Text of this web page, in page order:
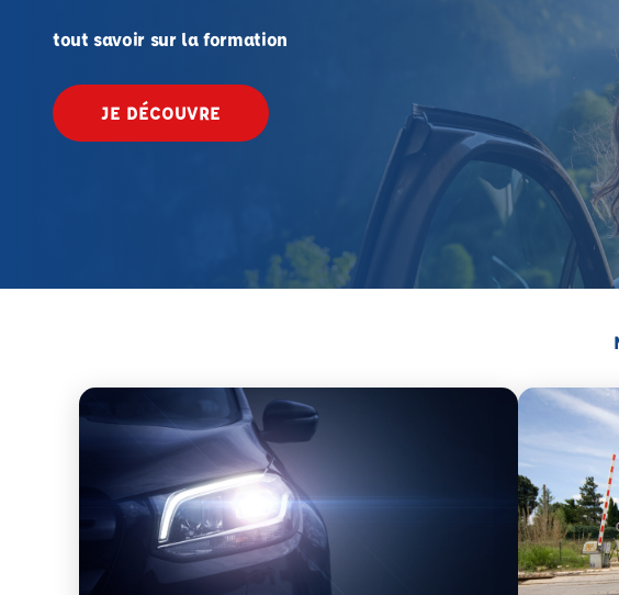
tout savoir sur la formation
JE DÉCOUVRE